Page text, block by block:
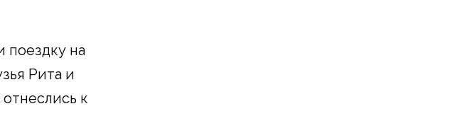
поездку на
Рита и
к